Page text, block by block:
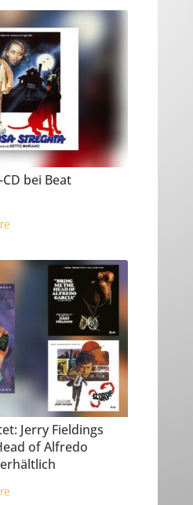
bei Beat
Jerry Fieldings
of Alfredo